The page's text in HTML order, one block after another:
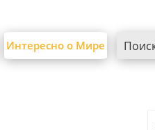
Интересно о Мире